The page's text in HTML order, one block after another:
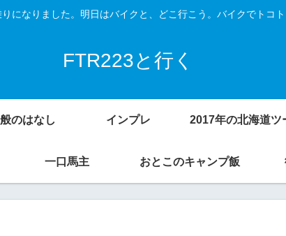
になりました。明日はバイクと、どこ行こう。バイクでトコト
FTR223と行く
のはなし インプレ
一口馬主 おとこのキャンプ飯